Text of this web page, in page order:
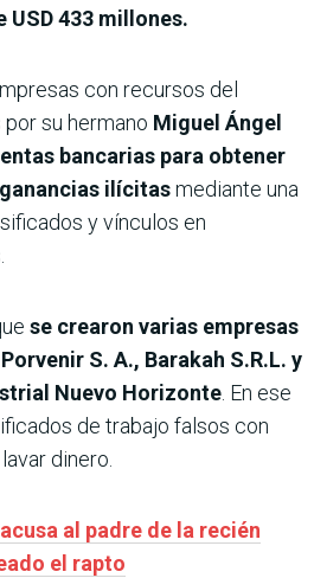
USD 433 millones.
con recursos del
su hermano Miguel Ángel
bancarias para obtener
ilícitasmediante una
y vínculos en
se crearon varias empresas
S. A., Barakah S.R.L. y
Nuevo Horizonte . En ese
de trabajo falsos con
dinero.
al padre de la recién
el rapto